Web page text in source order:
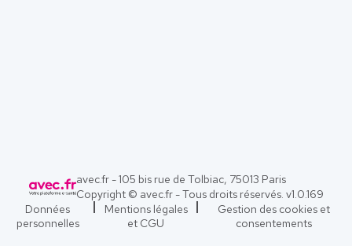
avec.fr - 105 bis rue de Tolbiac, 75013 Paris
Copyright © avec.fr - Tous droits réservés. v1.0.169
Données
personnelles
Mentions légales
et CGU
Gestion des cookies et
consentements